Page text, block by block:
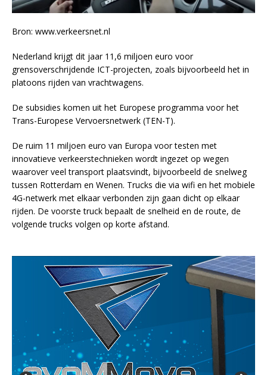
Bron: www.verkeersnet.nl
Nederland krijgt dit jaar 11,6 miljoen euro voor
grensoverschrijdende ICT-projecten, zoals bijvoorbeeld het in
platoons rijden van vrachtwagens.
De subsidies komen uit het Europese programma voor het
Trans-Europese Vervoersnetwerk (TEN-T).
De ruim 11 miljoen euro van Europa voor testen met
innovatieve verkeerstechnieken wordt ingezet op wegen
waarover veel transport plaatsvindt, bijvoorbeeld de snelweg
tussen Rotterdam en Wenen. Trucks die via wifi en het mobiele
4G-netwerk met elkaar verbonden zijn gaan dicht op elkaar
rijden. De voorste truck bepaalt de snelheid en de route, de
volgende trucks volgen op korte afstand.